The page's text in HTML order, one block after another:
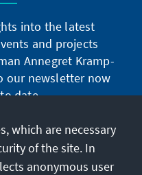
into the latest
and projects
Annegret Kramp-
our newsletter now
date.
now
which are necessary
of the site. In
anonymous user